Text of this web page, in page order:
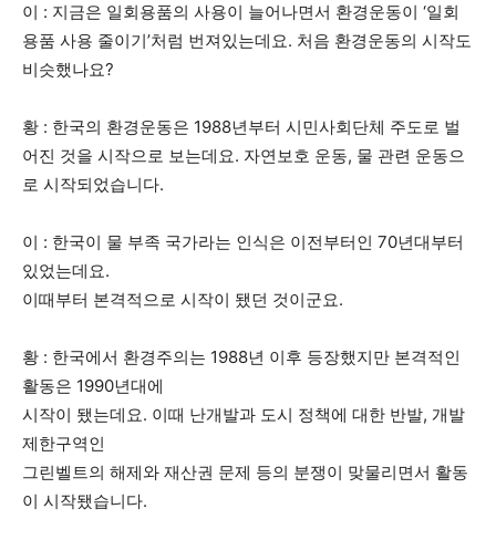
이 : 지금은 일회용품의 사용이 늘어나면서 환경운동이 ‘일회
용품 사용 줄이기’처럼 번져있는데요. 처음 환경운동의 시작도
비슷했나요?
황 : 한국의 환경운동은 1988년부터 시민사회단체 주도로 벌
어진 것을 시작으로 보는데요. 자연보호 운동, 물 관련 운동으
로 시작되었습니다.
이 : 한국이 물 부족 국가라는 인식은 이전부터인 70년대부터
있었는데요.
이때부터 본격적으로 시작이 됐던 것이군요.
황 : 한국에서 환경주의는 1988년 이후 등장했지만 본격적인
활동은 1990년대에
시작이 됐는데요. 이때 난개발과 도시 정책에 대한 반발, 개발
제한구역인
그린벨트의 해제와 재산권 문제 등의 분쟁이 맞물리면서 활동
이 시작됐습니다.